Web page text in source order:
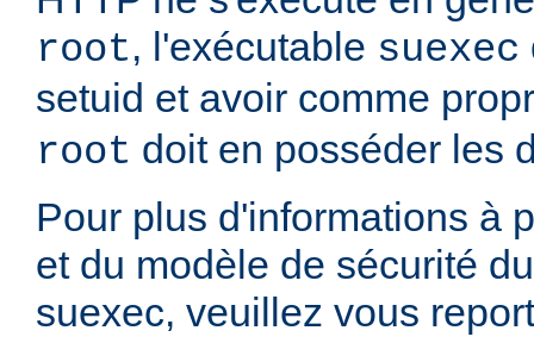
root, l'exécutable suexec
setuid et avoir comme
root doit en posséder les
Pour plus d'informations à
et du modèle de sécurité
suexec, veuillez vous